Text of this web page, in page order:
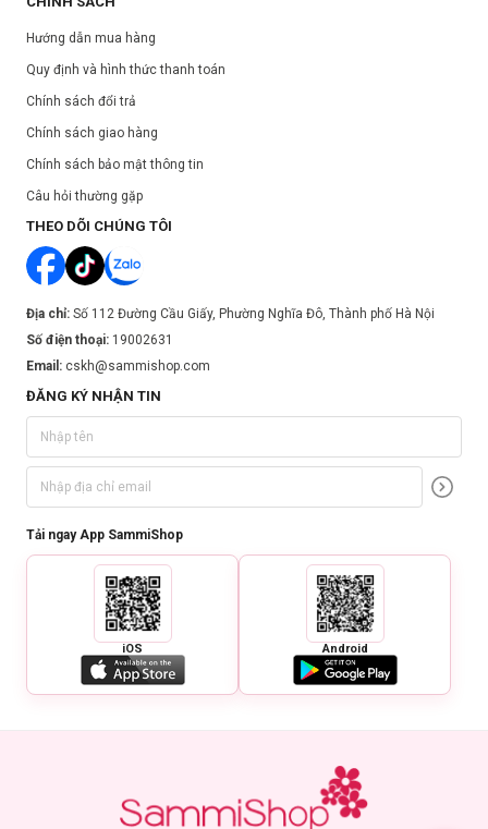
Hướng dẫn mua hàng
Quy định và hình thức thanh toán
Chính sách đổi trả
Chính sách giao hàng
Chính sách bảo mật thông tin
Câu hỏi thường gặp
THEO DÕI CHÚNG TÔI
Địa chỉ: Số 112 Đường Cầu Giấy, Phường Nghĩa Đô, Thành phố Hà Nội
Số điện thoại: 19002631
Email: cskh@sammishop.com
ĐĂNG KÝ NHẬN TIN
Tải ngay App SammiShop
iOS Android